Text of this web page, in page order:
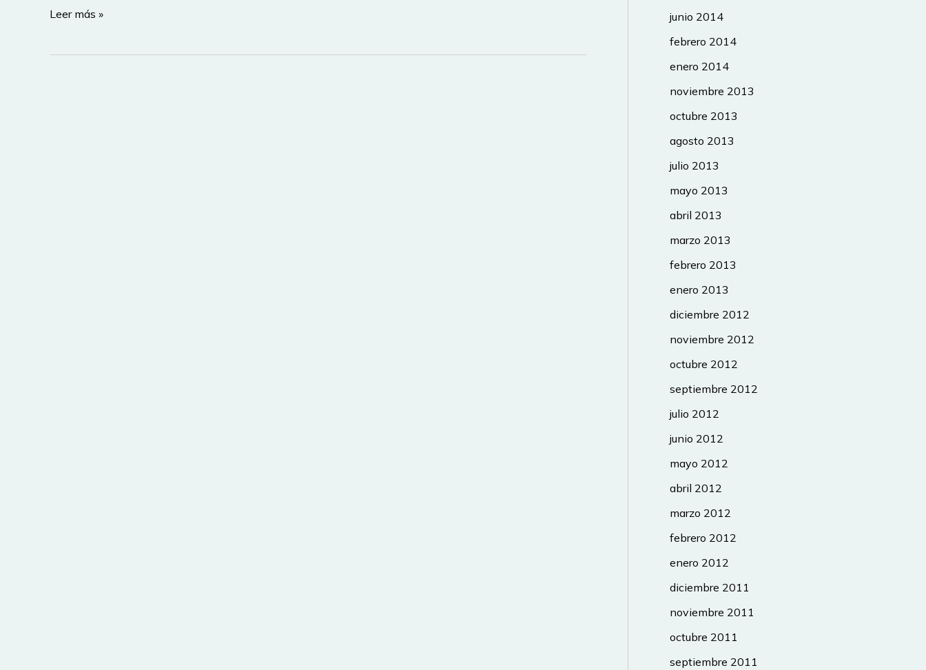
2010
Leon
Leer más »
junio 2014
febrero 2014
enero 2014
noviembre 2013
octubre 2013
agosto 2013
julio 2013
mayo 2013
abril 2013
marzo 2013
febrero 2013
enero 2013
diciembre 2012
noviembre 2012
octubre 2012
septiembre 2012
julio 2012
junio 2012
mayo 2012
abril 2012
marzo 2012
febrero 2012
enero 2012
diciembre 2011
noviembre 2011
octubre 2011
septiembre 2011